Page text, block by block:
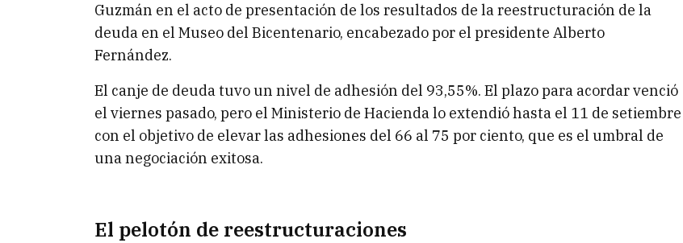
Guzmán en el acto de presentación de los resultados de la reestructuración de la
deuda en el Museo del Bicentenario, encabezado por el presidente Alberto
Fernández.
El canje de deuda tuvo un nivel de adhesión del 93,55%. El plazo para acordar venció
el viernes pasado, pero el Ministerio de Hacienda lo extendió hasta el 11 de setiembre
con el objetivo de elevar las adhesiones del 66 al 75 por ciento, que es el umbral de
una negociación exitosa.
El pelotón de reestructuraciones